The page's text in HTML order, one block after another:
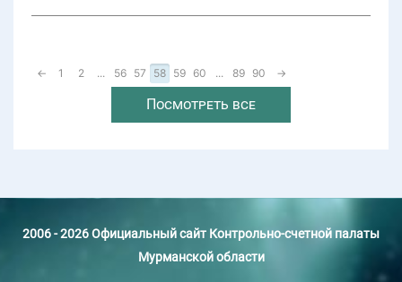
← 1 2 ... 56 57 58 59 60 ... 89 90 →
Посмотреть все
2006 - 2026 Официальный сайт Контрольно-счетной палаты
Мурманской области